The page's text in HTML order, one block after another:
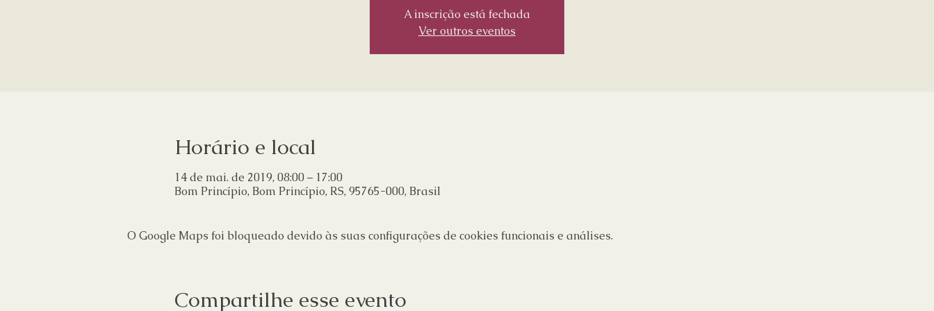
A inscrição está fechada
Ver outros eventos
Horário e local
14 de mai. de 2019, 08:00 – 17:00
Bom Princípio, Bom Princípio, RS, 95765-000, Brasil
O Google Maps foi bloqueado devido às suas configurações de cookies funcionais e análises.
Compartilhe esse evento